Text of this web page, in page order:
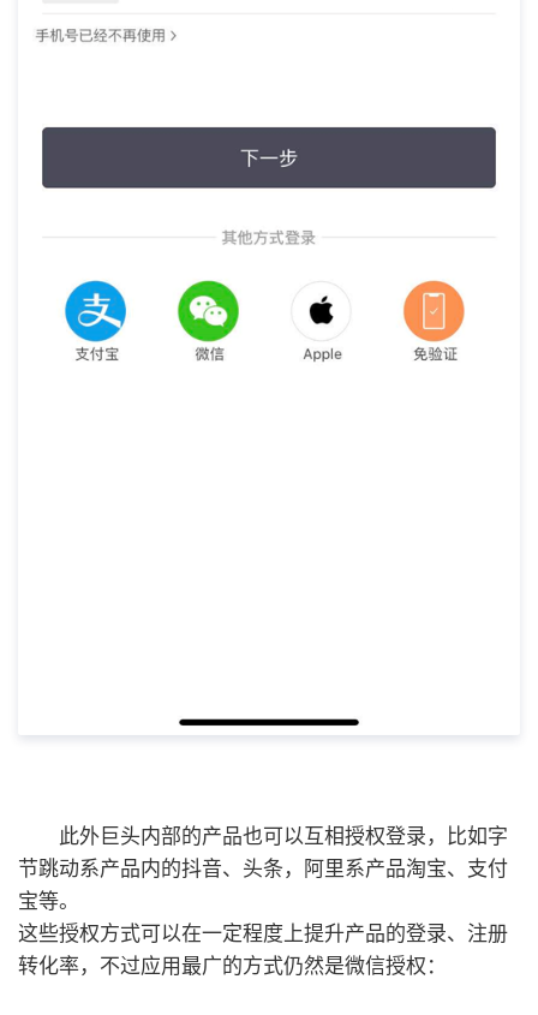
此外巨头内部的产品也可以互相授权登录，比如字
节跳动系产品内的抖音、头条，阿里系产品淘宝、支付
宝等。
这些授权方式可以在一定程度上提升产品的登录、注册
转化率，不过应用最广的方式仍然是微信授权：